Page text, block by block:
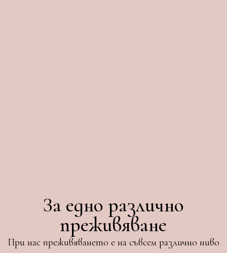
За едно различно
преживяване
При нас преживяването е на съвсем различно ниво